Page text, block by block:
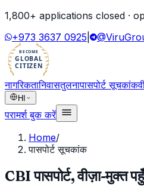
1,800+ applications closed ·
+973 3637 0925
BECOME
GLOBAL
CITIZEN
नागरिकतानिवासतुलनापासपोर्ट सूचकांक
HI
परामर्श बुक करें
Home/
पासपोर्ट सूचकांक
CBI पासपोर्ट, वीज़ा-मुक्त